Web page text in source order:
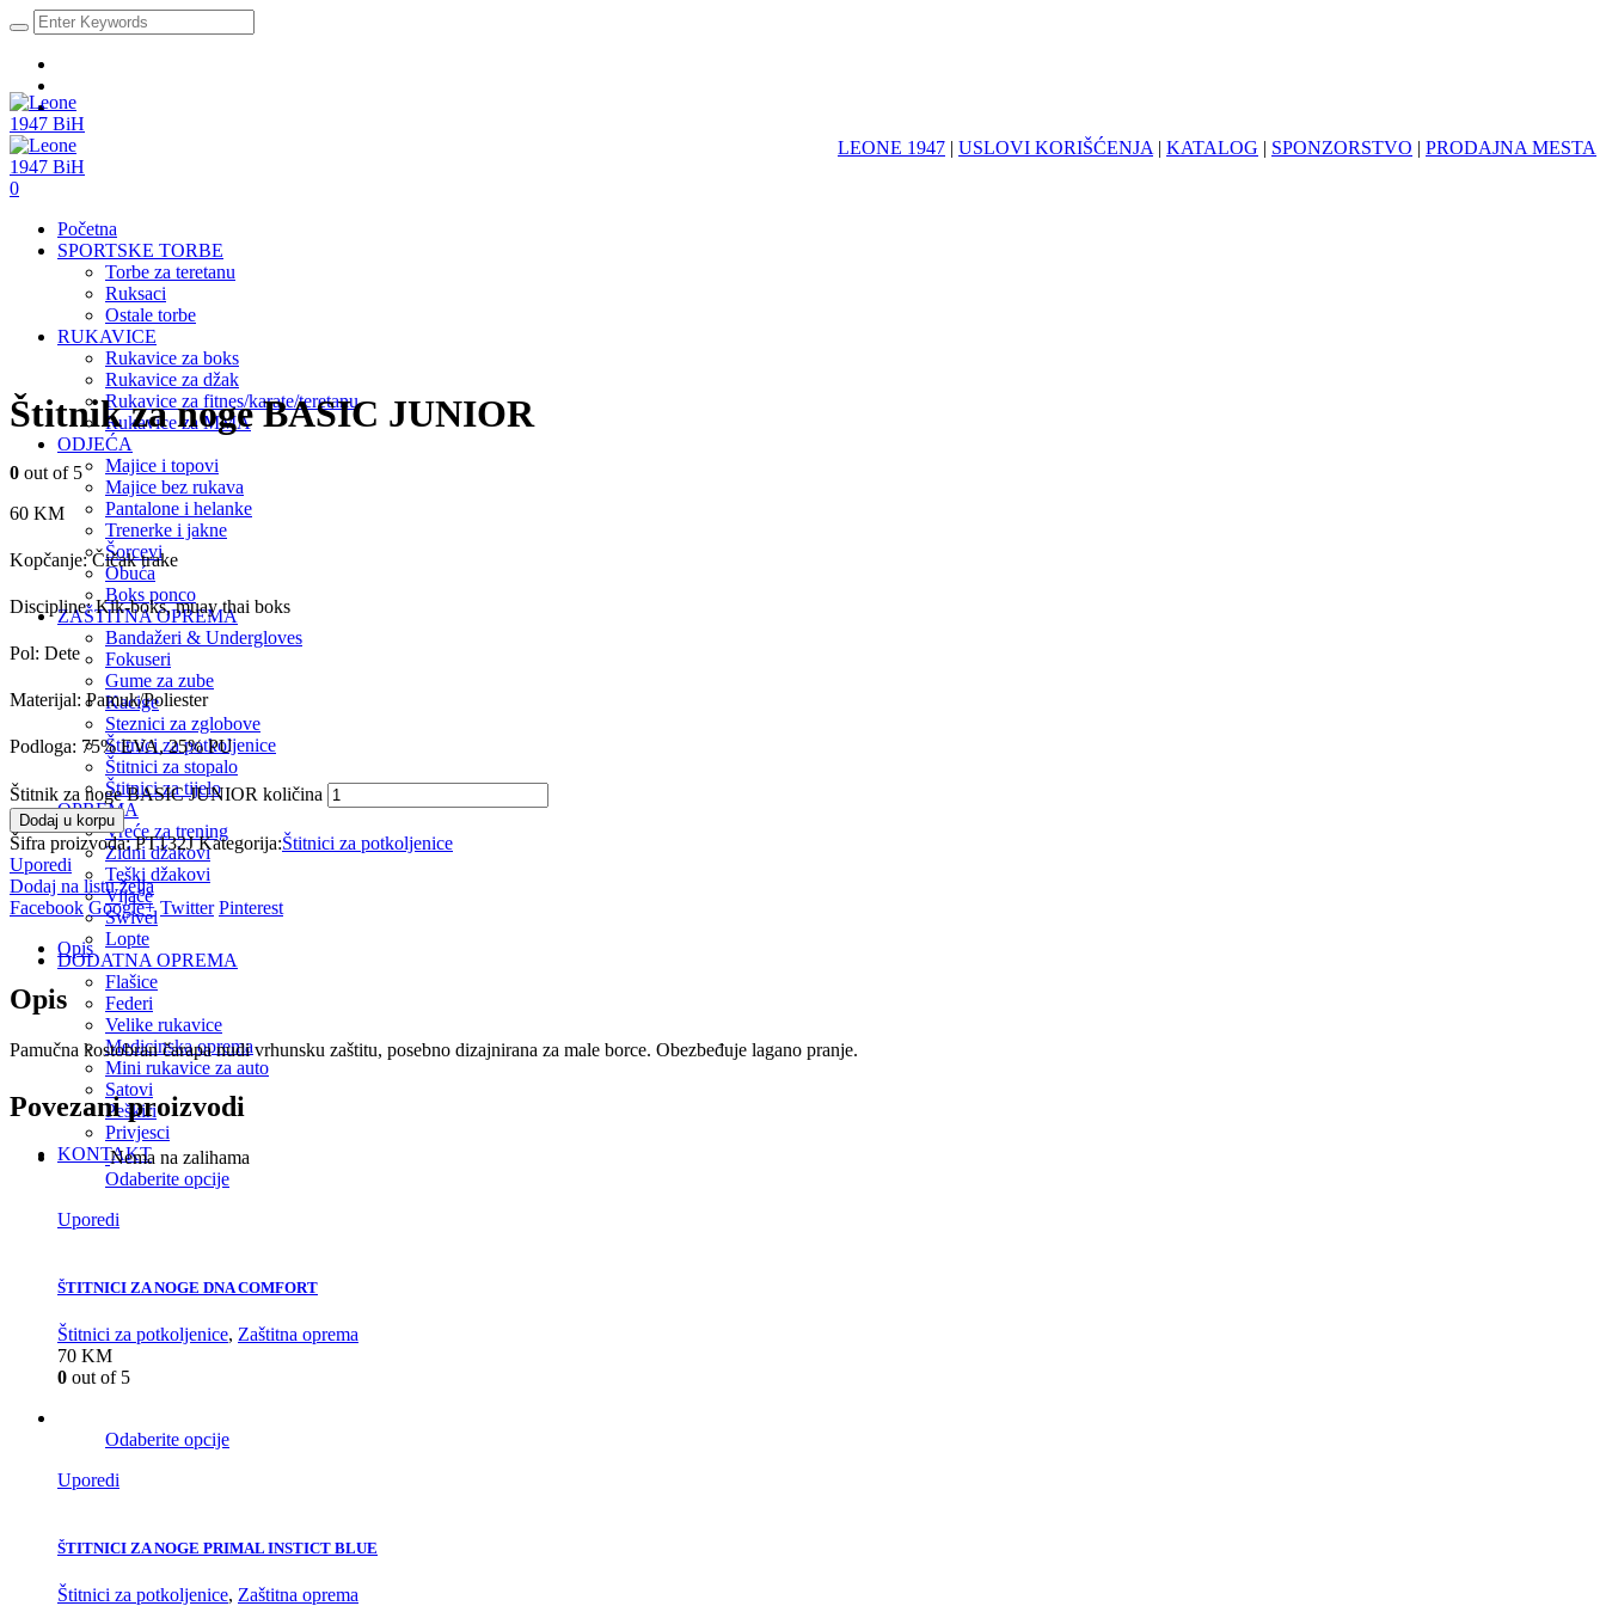
LEONE 1947 | USLOVI KORIŠĆENJA | KATALOG | SPONZORSTVO | PRODAJNA MESTA
0
Početna
SPORTSKE TORBE
Torbe za teretanu
Ruksaci
Ostale torbe
RUKAVICE
Rukavice za boks
Rukavice za džak
Rukavice za fitnes/karate/teretanu
Rukavice za MMA
ODJEĆA
Majice i topovi
Majice bez rukava
Pantalone i helanke
Trenerke i jakne
Šorcevi
Obuća
Boks ponco
ZAŠTITNA OPREMA
Bandažeri & Undergloves
Fokuseri
Gume za zube
Kacige
Steznici za zglobove
Štitnici za potkoljenice
Štitnici za stopalo
Štitnici za tijelo
OPREMA
Vreće za trening
Zidni džakovi
Teški džakovi
Vijače
Swivel
Lopte
DODATNA OPREMA
Flašice
Federi
Velike rukavice
Medicinska oprema
Mini rukavice za auto
Satovi
Peškiri
Privjesci
KONTAKT
Štitnik za noge BASIC JUNIOR
0 out of 5
60 KM
Kopčanje: Čičak trake
Discipline: Kik-boks, muay thai boks
Pol: Dete
Materijal: Pamuk/Poliester
Podloga: 75% EVA, 25% PU
Štitnik za noge BASIC JUNIOR količina
Dodaj u korpu
Šifra proizvoda:PT132J Kategorija:Štitnici za potkoljenice
Uporedi
Dodaj na listu želja
Facebook Google+ Twitter Pinterest
Opis
Opis
Pamučna kostobran čarapa nudi vrhunsku zaštitu, posebno dizajnirana za male borce. Obezbeđuje lagano pranje.
Povezani proizvodi
Nema na zalihama
Odaberite opcije
Uporedi
ŠTITNICI ZA NOGE DNA COMFORT
Štitnici za potkoljenice, Zaštitna oprema
70 KM
0 out of 5
Odaberite opcije
Uporedi
ŠTITNICI ZA NOGE PRIMAL INSTICT BLUE
Štitnici za potkoljenice, Zaštitna oprema